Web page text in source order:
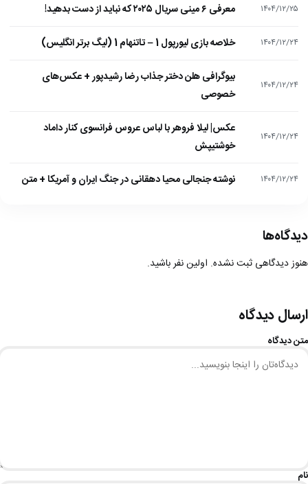
۱۴۰۴/۱۲/۲۵ معرفی ۶ مینی سریال ۲۰۲۵ که نباید از دست بدهید!
۱۴۰۴/۱۲/۲۴ خلاصه بازی لیورپول 1 – تاتنهام 1 (لیگ برتر انگلیس)
۱۴۰۴/۱۲/۲۴
بیوگرافی هلن دختر جذاب رضا رشیدپور + عکس‌های
خصوصی
۱۴۰۴/۱۲/۲۴
عکس| لیلا فروهر با لباس عروس فرانسوی کنار داماد
خوشتیپش
۱۴۰۴/۱۲/۲۴ نوشته جنجالی محیا دهقانی در جنگ ایران و آمریکا + متن
دیدگاه‌ها
هنوز دیدگاهی ثبت نشده. اولین نفر باشید.
ارسال دیدگاه
متن دیدگاه
نام